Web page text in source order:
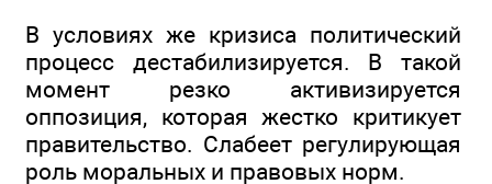
В условиях же кризиса политический
процесс дестабилизируется. В такой
момент резко активизируется
оппозиция, которая жестко критикует
правительство. Слабеет регулирующая
роль моральных и правовых норм.